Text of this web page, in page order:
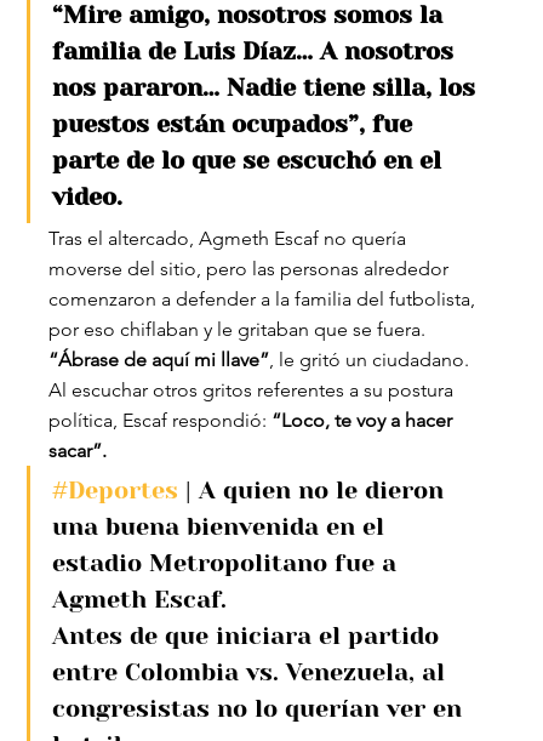
“Mire amigo, nosotros somos la
familia de Luis Díaz… A nosotros
nos pararon… Nadie tiene silla, los
puestos están ocupados”, fue
parte de lo que se escuchó en el
video.
Tras el altercado, Agmeth Escaf no quería
moverse del sitio, pero las personas alrededor
comenzaron a defender a la familia del futbolista,
por eso chiflaban y le gritaban que se fuera.
“Ábrase de aquí mi llave”, le gritó un ciudadano.
Al escuchar otros gritos referentes a su postura
política, Escaf respondió: “Loco, te voy a hacer
sacar”.
#Deportes | A quien no le dieron
una buena bienvenida en el
estadio Metropolitano fue a
Agmeth Escaf.
Antes de que iniciara el partido
entre Colombia vs. Venezuela, al
congresistas no lo querían ver en